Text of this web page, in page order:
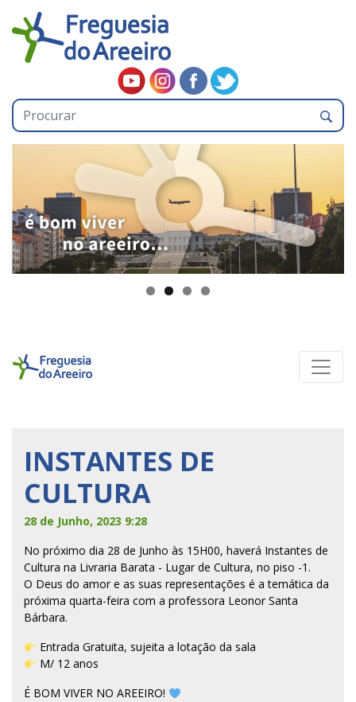
INSTANTES DE
CULTURA
28 de Junho, 2023 9:28
No próximo dia 28 de Junho às 15H00, haverá Instantes de
Cultura na Livraria Barata - Lugar de Cultura, no piso -1.
O Deus do amor e as suas representações é a temática da
próxima quarta-feira com a professora Leonor Santa
Bárbara.
Entrada Gratuita, sujeita a lotação da sala
M/ 12 anos
É BOM VIVER NO AREEIRO!